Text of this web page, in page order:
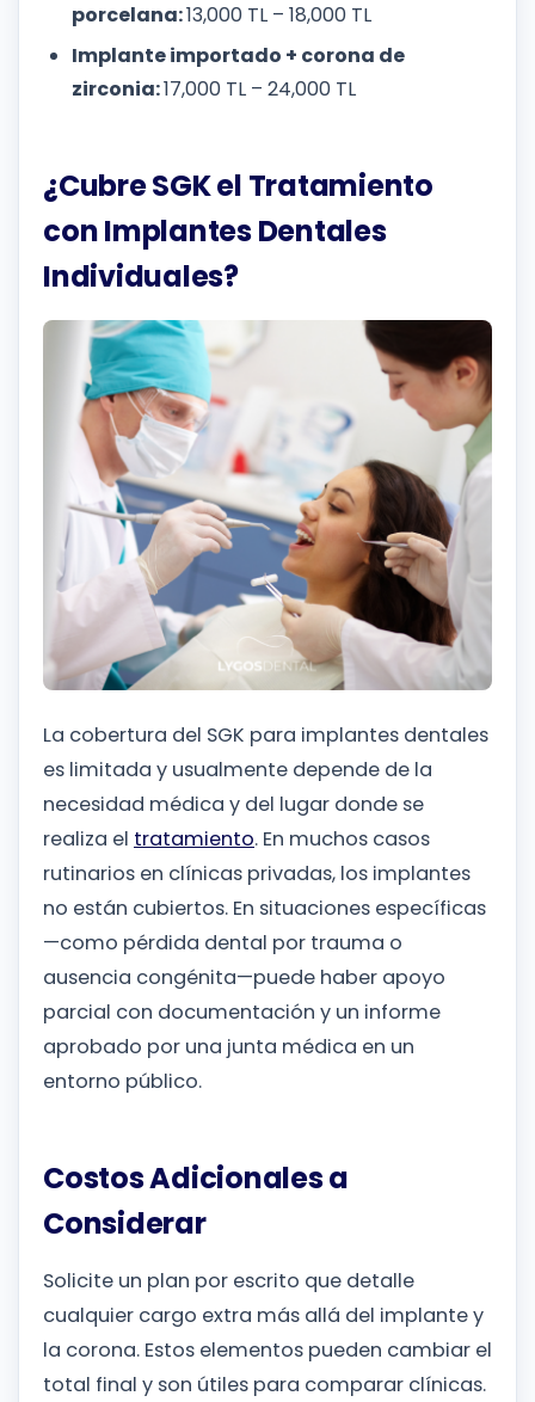
porcelana:13,000 TL – 18,000 TL
Implante importado + corona de
zirconia:17,000 TL – 24,000 TL
¿Cubre SGK el Tratamiento
con Implantes Dentales
Individuales?
La cobertura del SGK para implantes dentales
es limitada y usualmente depende de la
necesidad médica y del lugar donde se
realiza el tratamiento. En muchos casos
rutinarios en clínicas privadas, los implantes
no están cubiertos. En situaciones específicas
—como pérdida dental por trauma o
ausencia congénita—puede haber apoyo
parcial con documentación y un informe
aprobado por una junta médica en un
entorno público.
Costos Adicionales a
Considerar
Solicite un plan por escrito que detalle
cualquier cargo extra más allá del implante y
la corona. Estos elementos pueden cambiar el
total final y son útiles para comparar clínicas.